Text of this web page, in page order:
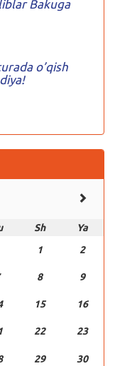
Bakuga
o’qish
Sh
Ya
1
2
8 9
15 16
22 23
29 30